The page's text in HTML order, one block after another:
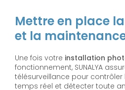
Mettre en place
et la
Une fois votre installation
fonctionnement, SUNALYA
télésurveillance pour contrôler
temps réel et détecter toute